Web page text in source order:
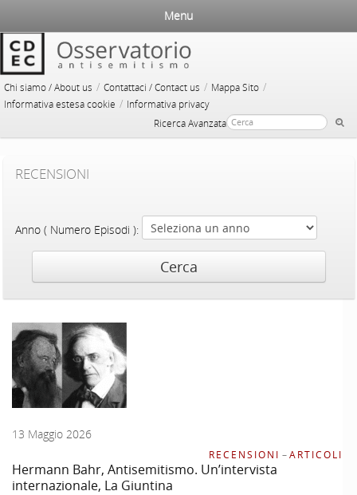
Chi siamo / About us / Contattaci / Contact us / Mappa Sito /
Informativa estesa cookie / Informativa privacy
Ricerca Avanzata
Menu
RECENSIONI
Anno ( Numero Episodi ):
13 Maggio 2026
RECENSIONI –ARTICOLI
Hermann Bahr, Antisemitismo. Un’intervista
internazionale, La Giuntina